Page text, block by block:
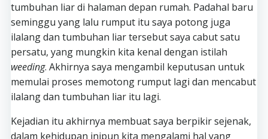
tumbuhan liar di halaman depan rumah. Padahal baru
seminggu yang lalu rumput itu saya potong juga
ilalang dan tumbuhan liar tersebut saya cabut satu
persatu, yang mungkin kita kenal dengan istilah
weeding. Akhirnya saya mengambil keputusan untuk
memulai proses memotong rumput lagi dan mencabut
ilalang dan tumbuhan liar itu lagi.
Kejadian itu akhirnya membuat saya berpikir sejenak,
dalam kehidupan inipun kita mengalami hal yang